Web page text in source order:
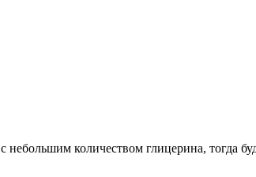
количеством глицерина, тогда